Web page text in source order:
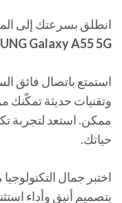
انطلق بسرعتك إلى
Galaxy A55 5G
استمتع باتصال فائق
وتقنيات حديثة تمكّنك
ممكن. استعد لتجربة
حياتك.
اختبر جمال
بتصميم أنيق وأداء